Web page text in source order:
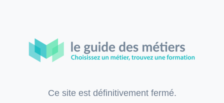
Ce site est définitivement fermé.